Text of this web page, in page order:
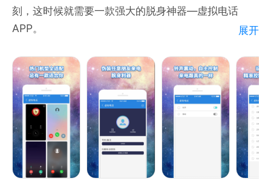
北瓜电话-免费电话 微信公众号：北瓜电话
刻，这时候就需要一款强大的脱身神器—虚拟电话
APP。
这款APP是名副其实的脱身好帮手。它具备 “假装来电
话”“假来电” 等功能，就像一个专业的来电模拟器。当
您身处无聊的聚会或者冗长的会议中，只需打开它，设
置好相关参数，就能轻松制造“脱身电话”。无论是假装
工作上的紧急事务，还是家人的突发情况，您都可以通
过它实现“假装来电话”。
展开